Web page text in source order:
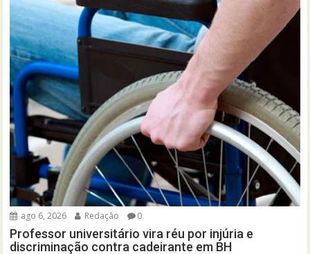
ago 6, 2026 Redação 0
Professor universitário vira réu por injúria e
discriminação contra cadeirante em BH